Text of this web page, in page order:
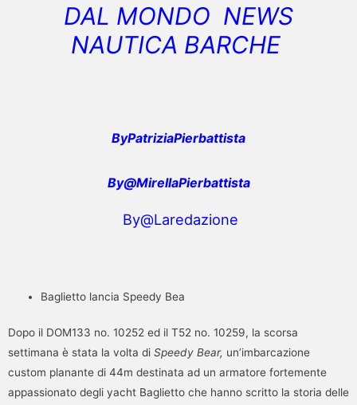
DAL MONDO NEWS
NAUTICA BARCHE
ByPatriziaPierbattista
By@MirellaPierbattista
By@Laredazione
Baglietto lancia Speedy Bea
Dopo il DOM133 no. 10252 ed il T52 no. 10259, la scorsa
settimana è stata la volta di Speedy Bear, un’imbarcazione
custom planante di 44m destinata ad un armatore fortemente
appassionato degli yacht Baglietto che hanno scritto la storia delle